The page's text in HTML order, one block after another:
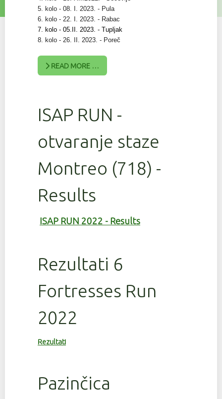
5. kolo - 08. I. 2023. - Pula
6. kolo - 22. I. 2023. - Rabac
7. kolo - 05.II. 2023. - Tupljak
8. kolo - 26. II. 2023. - Poreč
READ MORE …
ISAP RUN -
otvaranje staze
Montreo (718) -
Results
ISAP RUN 2022 - Results
Rezultati 6
Fortresses Run
2022
Rezultati
Pazinčica